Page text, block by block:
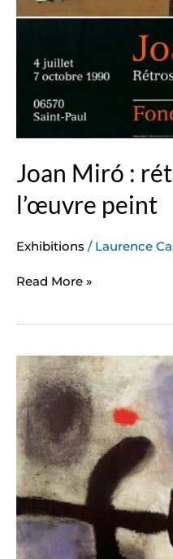
Joan Miró :
l’œuvre peint
Exhibitions / Laurence
Read More »
Hommage
à
Miró